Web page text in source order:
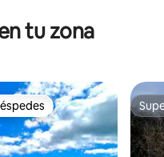
tu zona
entre huéspedes